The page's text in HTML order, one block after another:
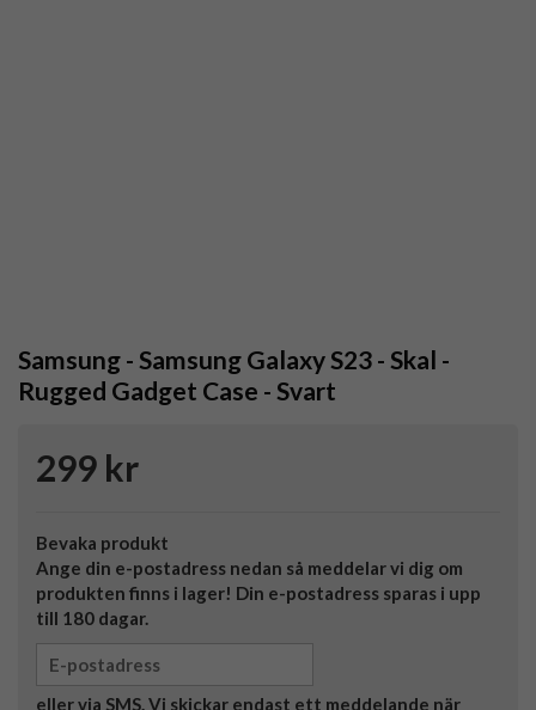
Samsung - Samsung Galaxy S23 - Skal -
Rugged Gadget Case - Svart
299 kr
Bevaka produkt
Ange din e-postadress nedan så meddelar vi dig om
produkten finns i lager! Din e-postadress sparas i upp
till 180 dagar.
eller via SMS. Vi skickar endast ett meddelande när